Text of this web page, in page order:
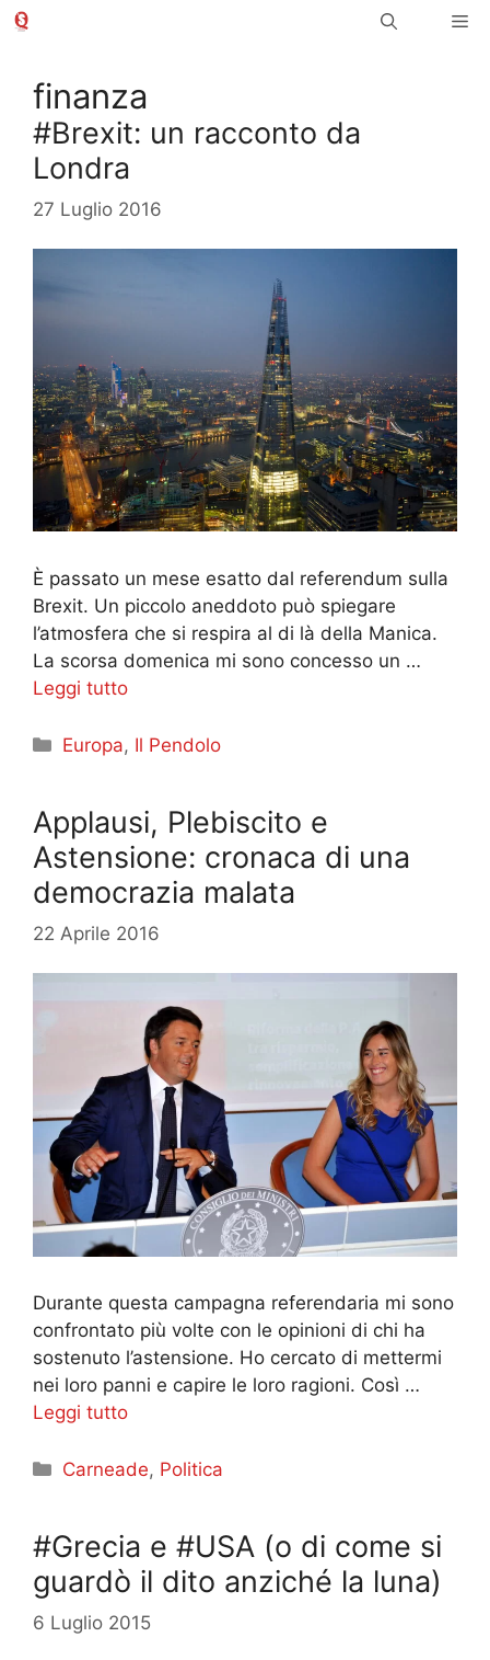
Vai
finanza
#Brexit: un racconto da
Londra
27 Luglio 2016
È passato un mese esatto dal referendum sulla
Brexit. Un piccolo aneddoto può spiegare
l’atmosfera che si respira al di là della Manica.
La scorsa domenica mi sono concesso un …
Leggi tutto
Categorie
Europa, Il Pendolo
Applausi, Plebiscito e
Astensione: cronaca di una
democrazia malata
22 Aprile 2016
Durante questa campagna referendaria mi sono
confrontato più volte con le opinioni di chi ha
sostenuto l’astensione. Ho cercato di mettermi
nei loro panni e capire le loro ragioni. Così …
Leggi tutto
Categorie
Carneade, Politica
#Grecia e #USA (o di come si
guardò il dito anziché la luna)
6 Luglio 2015